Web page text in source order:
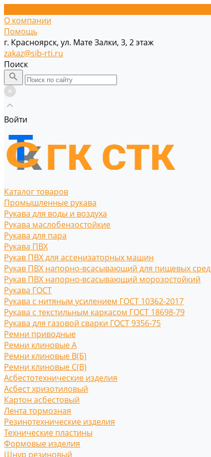
О компании
Помощь
г. Красноярск, ул. Мате Залки, 3, 2 этаж
zakaz@sib-rti.ru
Поиск
Войти
Каталог товаров
Промышленные рукава
Рукава для воды и воздуха
Рукава маслобензостойкие
Рукава для пара
Рукава ПВХ
Рукав ПВХ для ассенизаторных машин
Рукав ПВХ напорно-всасывающий для пищевых сред
Рукав ПВХ напорно-всасывающий морозостойкий
Рукава ГОСТ
Рукава с нитяным усилением ГОСТ 10362-2017
Рукава с текстильным каркасом ГОСТ 18698-79
Рукава для газовой сварки ГОСТ 9356-75
Ремни приводные
Ремни клиновые A
Ремни клиновые В(Б)
Ремни клиновые С(B)
Асбестотехнические изделия
Асбест хризотиловый
Картон асбестовый
Лента тормозная
Резинотехнические изделия
Технические пластины
Формовые изделия
Шнур резиновый